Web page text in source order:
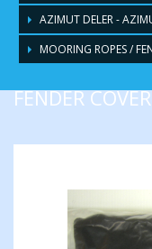
AZIMUT DELER -
MOORING ROPES /
FENDER